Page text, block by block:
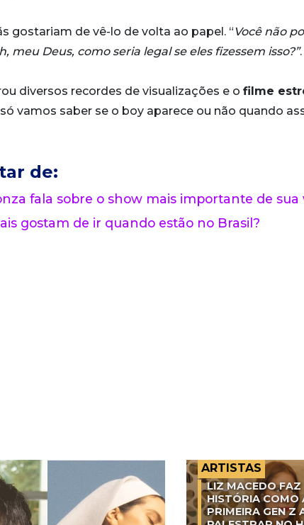
gostariam de vê-lo de volta ao papel. “ Você não
meu Deus, como seria legal se eles fizessem isso?”.
diversos recordes de visualizações e o filme
só vamos saber se o boy aparece ou não quando
de:
fala sobre o show mais importante de sua
gostam de ir quando estão no Brasil?
ARTISTAS
LIZ MACEDO FAZ
HISTÓRIA COMO
PRIMEIRA GEN Z